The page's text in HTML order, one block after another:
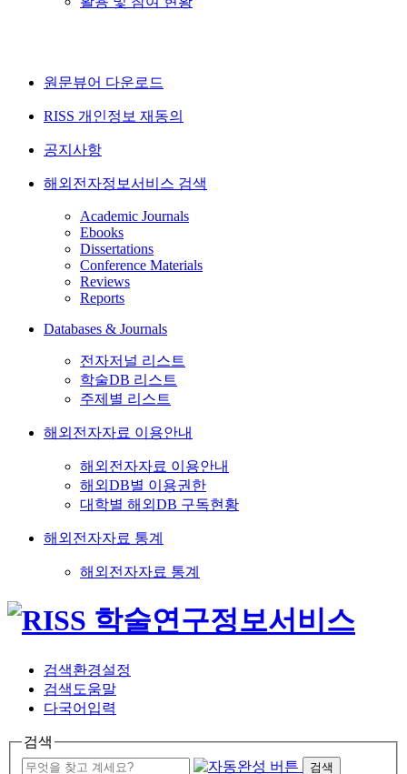
원문뷰어 다운로드
RISS 개인정보 재동의
공지사항
해외전자정보서비스 검색
Academic Journals
Ebooks
Dissertations
Conference Materials
Reviews
Reports
Databases & Journals
전자저널 리스트
학술DB 리스트
주제별 리스트
해외전자자료 이용안내
해외전자자료 이용안내
해외DB별 이용권한
대학별 해외DB 구독현황
해외전자자료 통계
해외전자자료 통계
검색환경설정
검색도움말
다국어입력
검색
검색